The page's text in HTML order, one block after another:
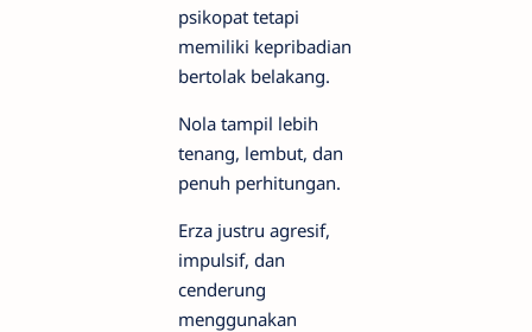
psikopat tetapi
memiliki kepribadian
bertolak belakang.
Nola tampil lebih
tenang, lembut, dan
penuh perhitungan.
Erza justru agresif,
impulsif, dan
cenderung
menggunakan